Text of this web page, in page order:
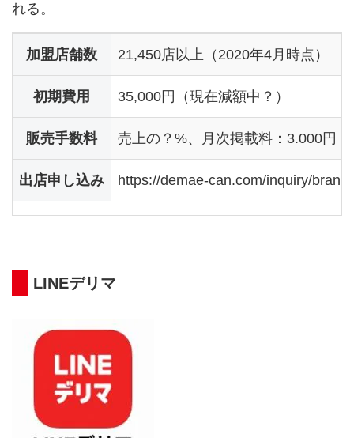
れる。
加盟店舗数 21,450店以上（2020年4月時点）
初期費用 35,000円（現在減額中？）
販売手数料 売上の？%、月次掲載料：3.000円
出店申し込み https://demae-can.com/inquiry/
LINEデリマ